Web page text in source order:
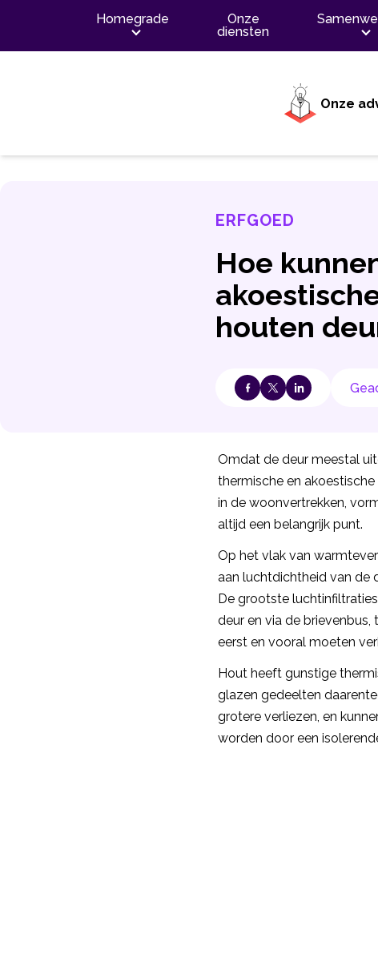
Homegrade
Onze
diensten
Onze
ERFGOED
Hoe
houten
Omdat de deur meestal
thermische en
in de woonvertrekken,
altijd een belangrijk punt.
Op het vlak van
aan luchtdichtheid van de
De grootste
deur en via de
eerst en vooral moeten
Hout heeft gunstige
glazen gedeelten
grotere verliezen, en
worden door een